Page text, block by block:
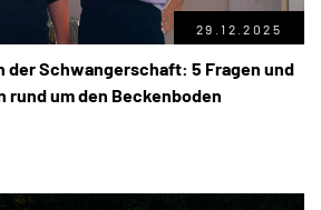
29.12.2025
der Schwangerschaft: 5 Fragen und
rund um den Beckenboden